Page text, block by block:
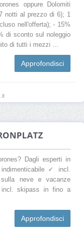
oppure Dolomiti
notti al prezzo di 6); 1
nell'offerta); - 15%
di sconto sul noleggio
di tutti i mezzi ...
Approfondisci
Dagli esperti in
✓ incl.
neve e vacanze
incl. skipass in fino a
Approfondisci